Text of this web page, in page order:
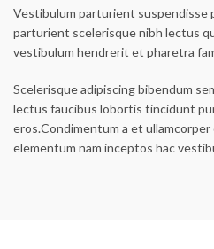
Vestibulum parturient suspendisse
parturient scelerisque nibh lectus
vestibulum hendrerit et pharetra
Scelerisque adipiscing bibendum
lectus faucibus lobortis tincidunt
eros.Condimentum a et
elementum nam inceptos hac